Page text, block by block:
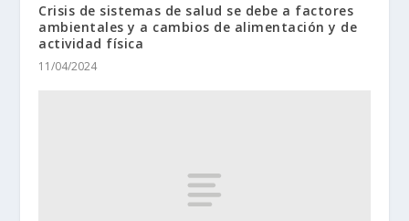
Crisis de sistemas de salud se debe a factores
ambientales y a cambios de alimentación y de
actividad física
11/04/2024